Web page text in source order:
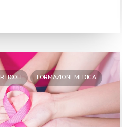
2020
2020
FORMAZIONE MEDICA